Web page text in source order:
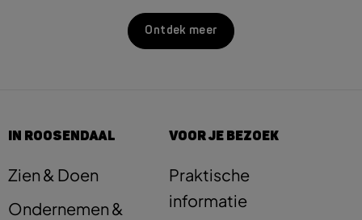
Ontdek meer
IN ROOSENDAAL
Zien & Doen
Ondernemen &
VOOR JE BEZOEK
Praktische
informatie